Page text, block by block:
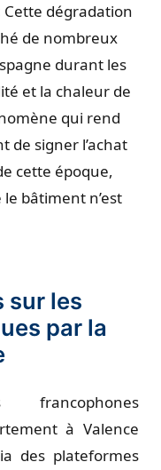
Cette dégradation
de nombreux
durant les
et la chaleur de
qui rend
de signer l’achat
cette époque,
bâtiment n’est
sur les
par la
francophones
à Valence
des plateformes